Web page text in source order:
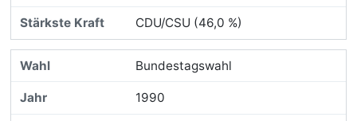
CDU/CSU (46,0 %)
Bundestagswahl
1990